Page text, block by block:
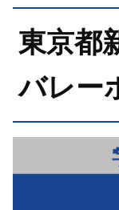
東京都
バレー